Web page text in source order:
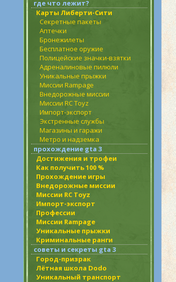
где что лежит?
Карты Либерти-Сити
Секретные пакеты
Аптечки
Бронежилеты
Бесплатное оружие
Полицейские значки-взятки
Адреналиновые пилюли
Уникальные прыжки
Миссии Rampage
Внедорожные миссии
Миссии RC Toyz
Импорт-экспорт
Экстренные службы
Магазины и гаражи
Метро и надземка
прохождение gta 3
Достижения и трофеи
Как получить 100 %
Прохождение игры
Внедорожные миссии
Миссии RC Toyz
Импорт-экспорт
Профессии
Миссии Rampage
Уникальные прыжки
Криминальные ранги
советы и секреты gta 3
Город-призрак
Лётная школа Dodo
Уникальный транспорт